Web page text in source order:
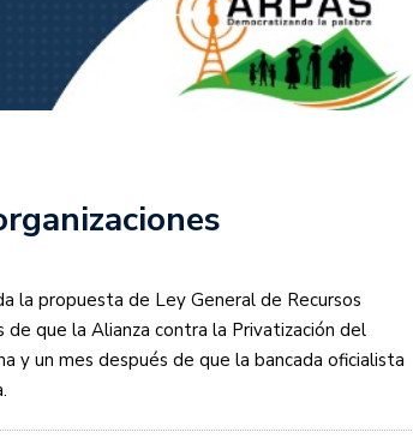
la propuesta de Ley General de Recursos
de que la Alianza contra la Privatización del
y un mes después de que la bancada oficialista